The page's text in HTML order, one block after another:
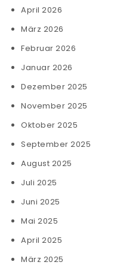
April 2026
März 2026
Februar 2026
Januar 2026
Dezember 2025
November 2025
Oktober 2025
September 2025
August 2025
Juli 2025
Juni 2025
Mai 2025
April 2025
März 2025